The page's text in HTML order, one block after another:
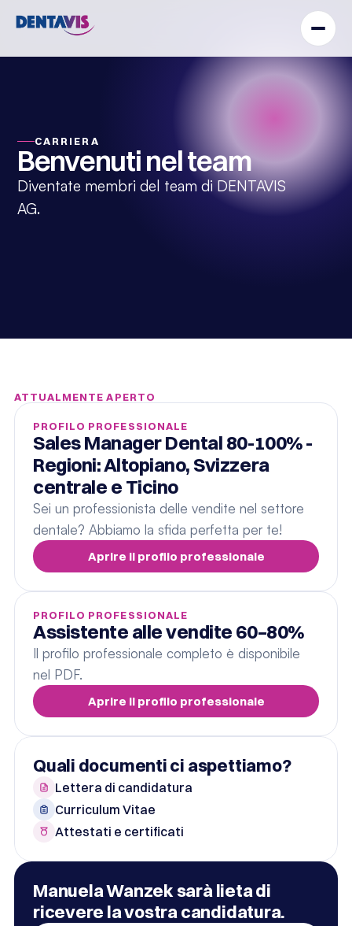
CARRIERA
Benvenuti nel team
Diventate membri del team di DENTAVIS
AG.
ATTUALMENTE APERTO
PROFILO PROFESSIONALE
Sales Manager Dental 80-100% -
Regioni: Altopiano, Svizzera
centrale e Ticino
Sei un professionista delle vendite nel settore
dentale? Abbiamo la sfida perfetta per te!
Aprire il profilo professionale
PROFILO PROFESSIONALE
Assistente alle vendite 60–80%
Il profilo professionale completo è disponibile
nel PDF.
Aprire il profilo professionale
Quali documenti ci aspettiamo?
Lettera di candidatura
Curriculum Vitae
Attestati e certificati
Manuela Wanzek sarà lieta di
ricevere la vostra candidatura.